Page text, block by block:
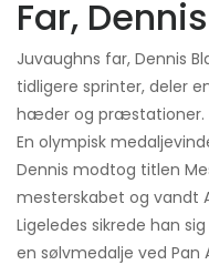
Far,
Juvaughns far, Dennis
tidligere sprinter, deler
hæder og præstationer.
En olympisk
Dennis modtog titlen
mesterskabet og vandt
Ligeledes sikrede han
en sølvmedalje ved Pan